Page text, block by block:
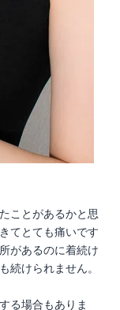
ことがあるかと思
てとても痛いです
があるのに着続け
続けられません。
る場合もありま